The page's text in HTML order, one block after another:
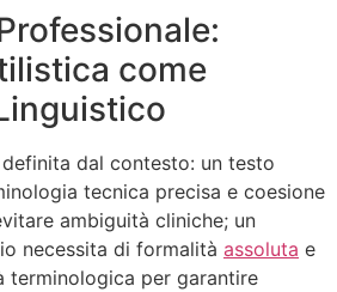
come
dal contesto: un testo
tecnica precisa e coesione
ambiguità cliniche; un
necessita di formalità assoluta e
terminologica per garantire